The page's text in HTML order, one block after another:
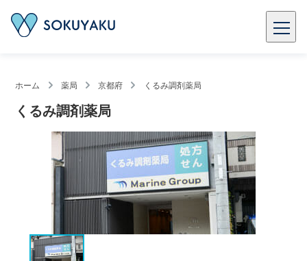
ホーム 薬局 京都府 くるみ調剤薬局
くるみ調剤薬局